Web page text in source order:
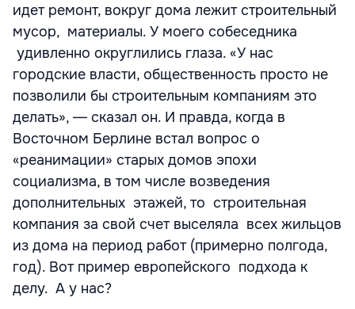
идет ремонт, вокруг дома лежит строительный
мусор, материалы. У моего собеседника
удивленно округлились глаза. «У нас
городские власти, общественность просто не
позволили бы строительным компаниям это
делать», ― сказал он. И правда, когда в
Восточном Берлине встал вопрос о
«реанимации» старых домов эпохи
социализма, в том числе возведения
дополнительных этажей, то строительная
компания за свой счет выселяла всех жильцов
из дома на период работ (примерно полгода,
год). Вот пример европейского подхода к
делу. А у нас?